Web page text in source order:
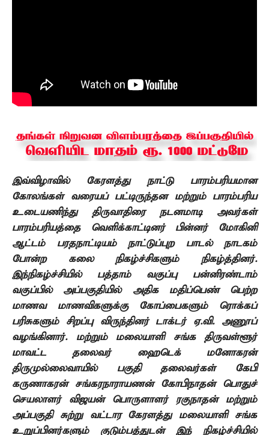
இவ்விழாவில் கேரளத்து நாட்டு பாரம்பரியமான
கோலங்கள் வரையப் பட்டிருந்தன மற்றும் பாரம்பரிய
உடையணிந்து திருவாதிரை நடனமாடி அவர்கள்
பாரம்பரியத்தை வெளிக்காட்டினர் பின்னர் மோகினி
ஆட்டம் பரதநாட்டியம்
நாட்டுப்புற பாடல் நாடகம்
போன்ற கலை நிகழ்ச்சிகளும் நிகழ்த்தினர்.
இந்நிகழ்ச்சியில் பத்தாம் வகுப்பு பன்னிரண்டாம்
வகுப்பில் அப்பகுதியில் அதிக மதிப்பெண் பெற்ற
மாணவ மாணவிகளுக்கு கோப்பைகளும் ரொக்கப்
பரிசுகளும் சிறப்பு விருந்தினர் டாக்டர் ஏ.வி. அணூப்
வழங்கினார்.
மற்றும் மலையாளி சங்க திருவள்ளூர்
மாவட்ட தலைவர் ஹைடெக் மனோகரன்
திருமுல்லைவாயில் பகுதி தலைவர்கள் கேபி
கருணாகரன் சங்கரநாராயணன் கோபிநாதன் பொதுச்
செயலாளர் விஜயன் பொருளாளர் ரகுநாதன் மற்றும்
அப்பகுதி சுற்று வட்டார கேரளத்து மலையாளி சங்க
உறுப்பினர்களும் குடும்பத்துடன்
இந் நிகழ்ச்சியில்